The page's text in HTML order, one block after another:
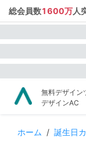
総会員数1600万人
無料デザイン
デザインAC
ホーム / 誕生日